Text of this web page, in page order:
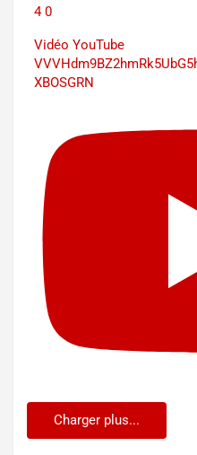
4 0
Vidéo YouTube
XBOSGRN
Charger plus...